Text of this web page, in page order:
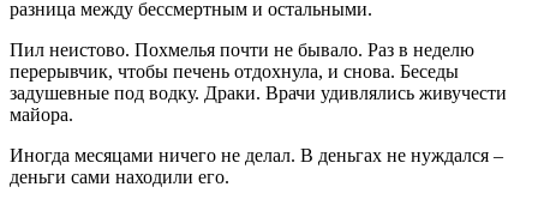
разница между бессмертным и остальными.
Пил неистово. Похмелья почти не бывало. Раз в неделю
перерывчик, чтобы печень отдохнула, и снова. Беседы
задушевные под водку. Драки. Врачи удивлялись живучести
майора.
Иногда месяцами ничего не делал. В деньгах не нуждался –
деньги сами находили его.